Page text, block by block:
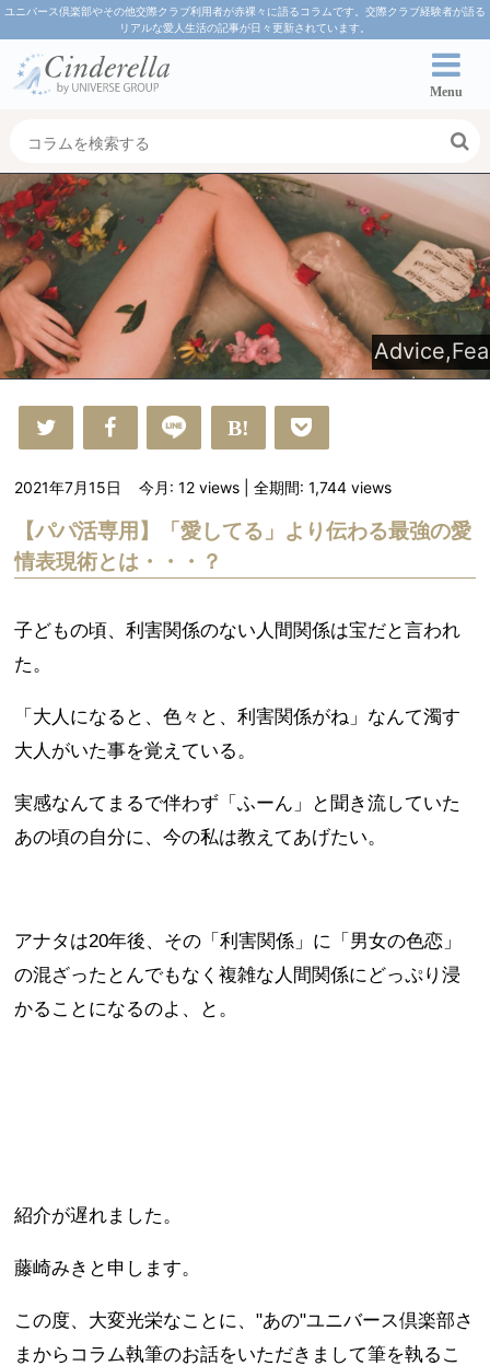
ユニバース倶楽部やその他交際クラブ利用者が赤裸々に語るコラムです。交際クラブ経験者が語る
リアルな愛人生活の記事が日々更新されています。
Menu
Advice,Fea
ture
2021年7月15日 今月: 12views | 全期間: 1,744views
【パパ活専用】「愛してる」より伝わる最強の愛
情表現術とは・・・？
子どもの頃、利害関係のない人間関係は宝だと言われ
た。
「大人になると、色々と、利害関係がね」なんて濁す
大人がいた事を覚えている。
実感なんてまるで伴わず「ふーん」と聞き流していた
あの頃の自分に、今の私は教えてあげたい。
アナタは20年後、その「利害関係」に「男女の色恋」
の混ざったとんでもなく複雑な人間関係にどっぷり浸
かることになるのよ、と。
紹介が遅れました。
藤崎みきと申します。
この度、大変光栄なことに、"あの"ユニバース倶楽部さ
まからコラム執筆のお話をいただきまして筆を執るこ